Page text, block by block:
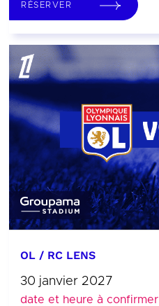
RÉSERVER
OL / RC LENS
30 janvier 2027
date et heure à confirmer